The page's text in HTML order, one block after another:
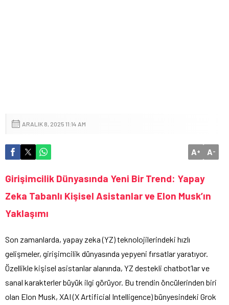
ARALIK 8, 2025 11:14 AM
A+ A-
Girişimcilik Dünyasında Yeni Bir Trend: Yapay
Zeka Tabanlı Kişisel Asistanlar ve Elon Musk’ın
Yaklaşımı
Son zamanlarda, yapay zeka (YZ) teknolojilerindeki hızlı
gelişmeler, girişimcilik dünyasında yepyeni fırsatlar yaratıyor.
Özellikle kişisel asistanlar alanında, YZ destekli chatbot’lar ve
sanal karakterler büyük ilgi görüyor. Bu trendin öncülerinden biri
olan Elon Musk, XAI (X Artificial Intelligence) bünyesindeki Grok